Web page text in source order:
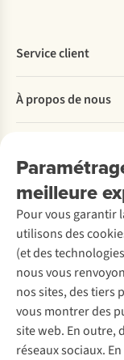
meilleure
Pour vous garantir
utilisons des
(et des
nous vous
nos sites, des tiers
vous montrer des
site web. En outre,
réseaux sociaux.
Service client
Commander
Payer
Retourner
Rétractation d'une
Entretien &
Garantie
Contactez-nous
À propos de nous
Entreprise
À propos d’Ayacucho
Nos magasins
À propos
Déclaration
Location / Location
Seconde-main
Entretien de ski
Service de lavage
Entretien de
Réparation de
Réparation de
Retouches
Pour les entreprises
Découvrez
A.S.Magazine
Explore Camp
Expertise & conseils
Abonnez-vous à la